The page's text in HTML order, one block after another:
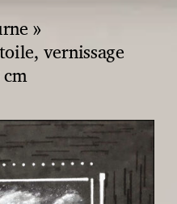
»
vernissage